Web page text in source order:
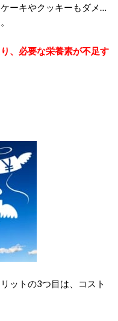
ーキやクッキーもダメ…
、必要な栄養素が不足す
ットの3つ目は、コスト